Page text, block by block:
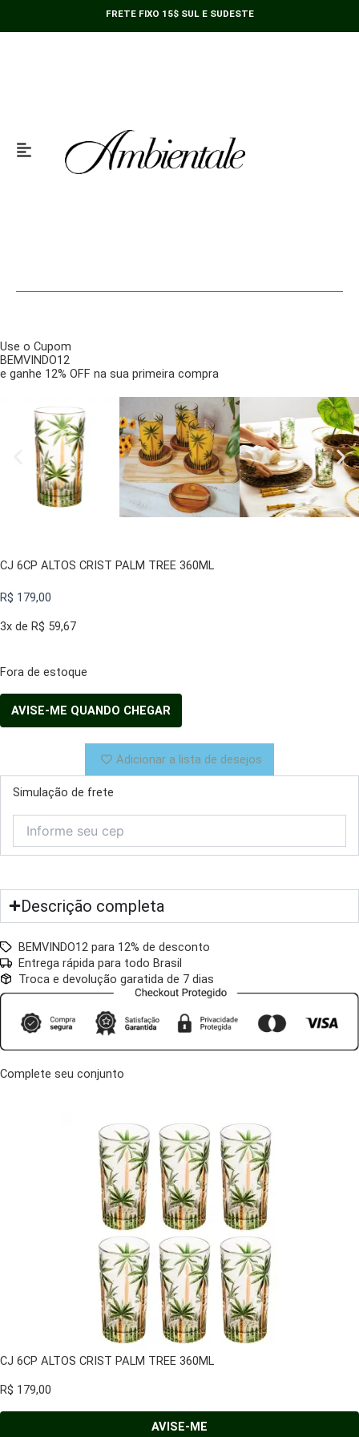
FRETE FIXO 15$ SUL E SUDESTE
Use o Cupom
BEMVINDO12
e ganhe 12% OFF na sua primeira compra
CJ 6CP ALTOS CRIST PALM TREE 360ML
R$ 179,00
3x de R$ 59,67
Fora de estoque
Adicionar a lista de desejos
Simulação de frete
Descrição completa
BEMVINDO12 para 12% de desconto
Entrega rápida para todo Brasil
Troca e devolução garatida de 7 dias
Complete seu conjunto
CJ 6CP ALTOS CRIST PALM TREE 360ML
R$ 179,00
AVISE-ME